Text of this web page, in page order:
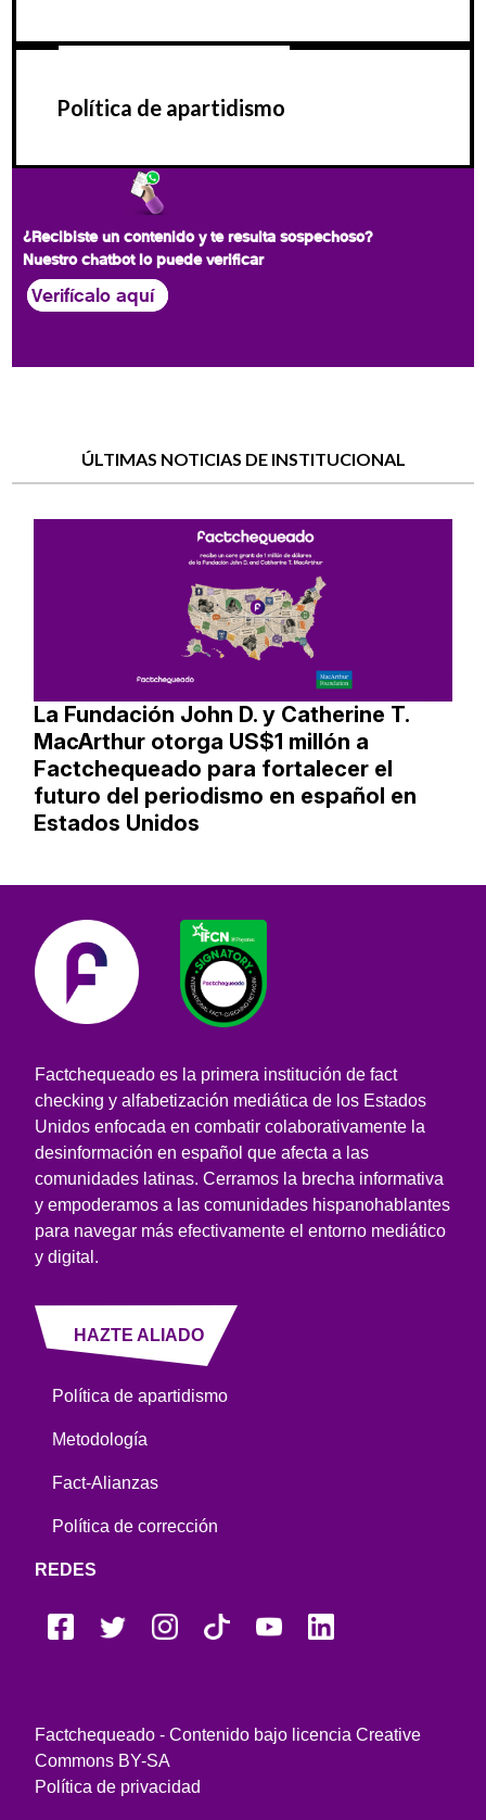
Política de apartidismo
¿Recibiste un contenido y te resulta sospechoso?
Nuestro chatbot lo puede verificar
Verifícalo aquí
ÚLTIMAS NOTICIAS DE INSTITUCIONAL
La Fundación John D. y Catherine T.
MacArthur otorga US$1 millón a
Factchequeado para fortalecer el
futuro del periodismo en español en
Estados Unidos
Factchequeado es la primera institución de fact
checking y alfabetización mediática de los Estados
Unidos enfocada en combatir colaborativamente la
desinformación en español que afecta a las
comunidades latinas. Cerramos la brecha informativa
y empoderamos a las comunidades hispanohablantes
para navegar más efectivamente el entorno mediático
y digital.
HAZTE ALIADO
Política de apartidismo
Metodología
Fact-Alianzas
Política de corrección
REDES
Factchequeado - Contenido bajo licencia Creative
Commons BY-SA
Política de privacidad